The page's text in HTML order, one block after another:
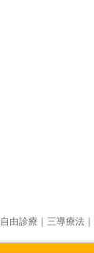
自由診療 三導療法